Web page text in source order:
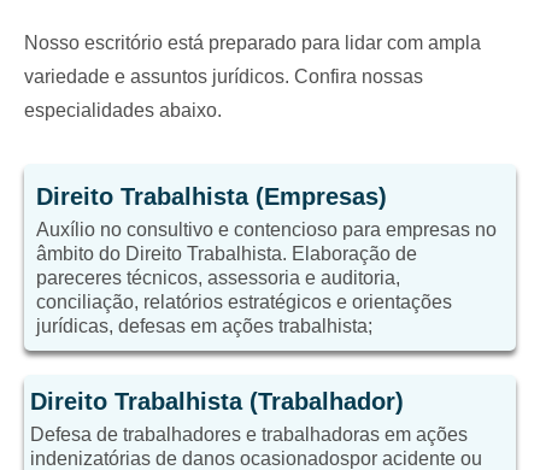
Nosso escritório está preparado para lidar com ampla
variedade e assuntos jurídicos. Confira nossas
especialidades abaixo.
Direito Trabalhista (Empresas)
Auxílio no consultivo e contencioso para empresas no
âmbito do Direito Trabalhista. Elaboração de
pareceres técnicos, assessoria e auditoria,
conciliação, relatórios estratégicos e orientações
jurídicas, defesas em ações trabalhista;
Direito Trabalhista (Trabalhador)
Defesa de trabalhadores e trabalhadoras em ações
indenizatórias de danos ocasionadospor acidente ou